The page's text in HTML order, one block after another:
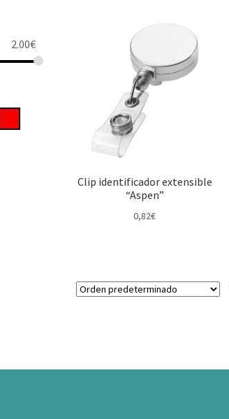
Clip identificador extensible
“Aspen”
0,82€
2.00€